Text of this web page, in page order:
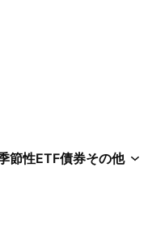
節性ETF債券その他